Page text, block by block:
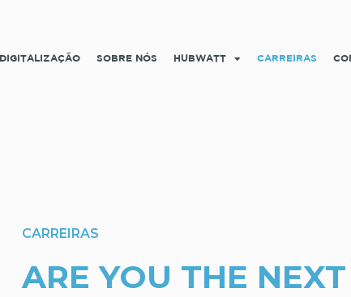
DIGITALIZAÇÃO SOBRE NÓS HUBWATT CARREIRAS
CARREIRAS
ARE YOU THE NEXT